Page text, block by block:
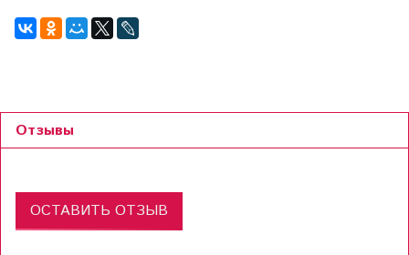
Отзывы
ОСТАВИТЬ ОТЗЫВ